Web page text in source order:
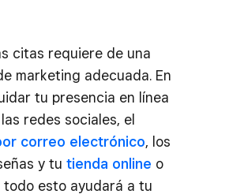
citas requiere de una
marketing adecuada. En
tu presencia en línea
redes sociales, el
correo electrónico, los
y tu tienda online o
todo esto ayudará a tu